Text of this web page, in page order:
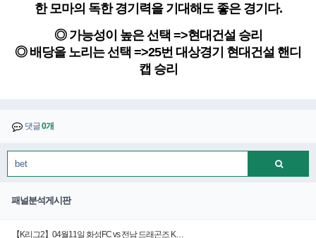
한 모마의 독한 경기력을 기대해도 좋은 경기다.
◎ 가능성이 높은 선택 =>현대건설 승리
◎ 배당을 노리는 선택 =>25번 대상경기 현대건설 핸디
캡 승리
댓글0개
패널분석게시판
【K리그2】04월11일 화성FC vs 전남 드래곤즈 K…